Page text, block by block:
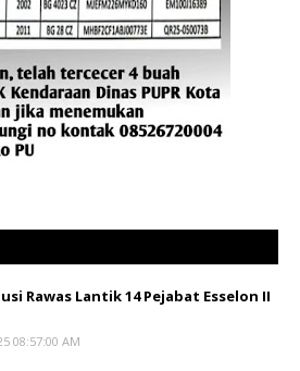
Rawas Lantik 14 Pejabat Esselon II
08:57:00 AM